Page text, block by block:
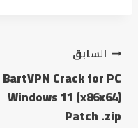
السابق
BartVPN Crack for PC
Windows 11 (x86x64)
Patch .zip